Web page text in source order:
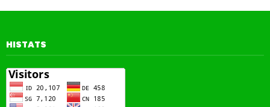
HISTATS